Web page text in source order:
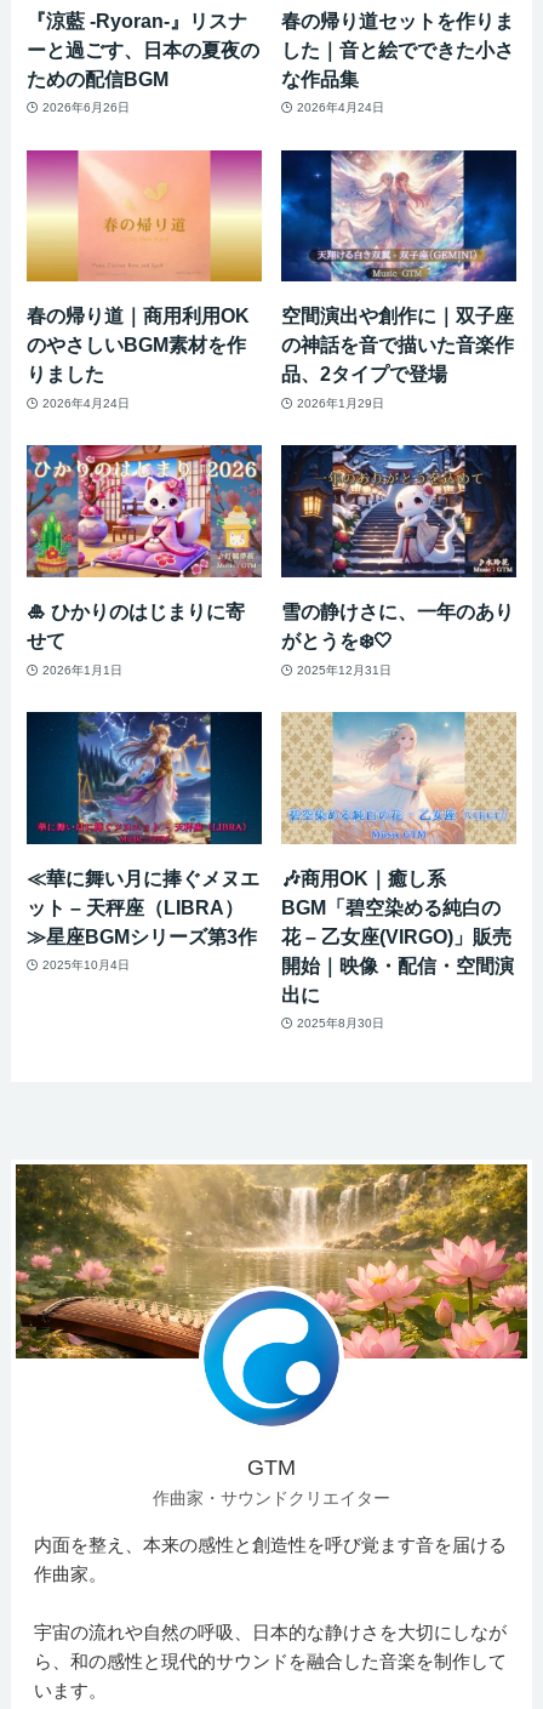
『涼藍 -Ryoran-』リスナ
ーと過ごす、日本の夏夜の
ための配信BGM
2026年6月26日
春の帰り道セットを作りま
した｜音と絵でできた小さ
な作品集
2026年4月24日
春の帰り道｜商用利用OK
のやさしいBGM素材を作
りました
2026年4月24日
空間演出や創作に｜双子座
の神話を音で描いた音楽作
品、2タイプで登場
2026年1月29日
🎍 ひかりのはじまりに寄
せて
2026年1月1日
雪の静けさに、一年のあり
がとうを❄️🤍
2025年12月31日
≪華に舞い月に捧ぐメヌエ
ット – 天秤座（LIBRA）
≫星座BGMシリーズ第3作
2025年10月4日
🎶商用OK｜癒し系
BGM「碧空染める純白の
花 – 乙女座(VIRGO)」販売
開始｜映像・配信・空間演
出に
2025年8月30日
GTM
作曲家・サウンドクリエイター
内面を整え、本来の感性と創造性を呼び覚ます音を届ける
作曲家。
宇宙の流れや自然の呼吸、日本的な静けさを大切にしなが
ら、和の感性と現代的サウンドを融合した音楽を制作して
います。